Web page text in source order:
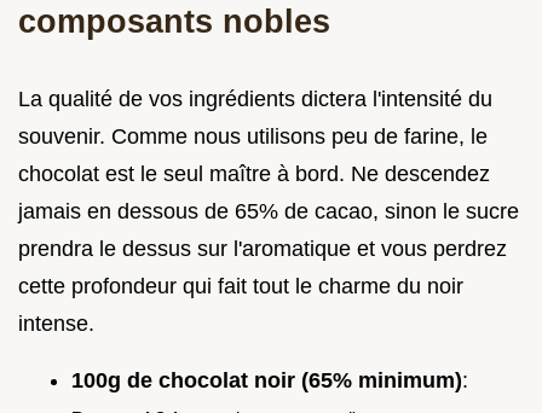
composants nobles
La qualité de vos ingrédients dictera l'intensité du
souvenir. Comme nous utilisons peu de farine, le
chocolat est le seul maître à bord. Ne descendez
jamais en dessous de 65% de cacao, sinon le sucre
prendra le dessus sur l'aromatique et vous perdrez
cette profondeur qui fait tout le charme du noir
intense.
100g de chocolat noir (65% minimum):